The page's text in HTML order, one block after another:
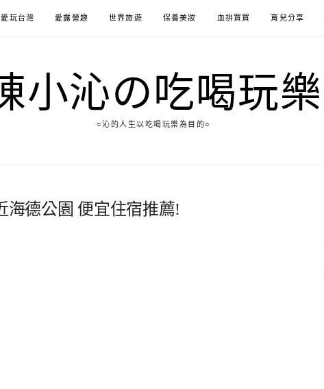
愛玩台灣 愛露營趣 世界旅遊 保養美妝 血拚買買 育兒分享
小沁の吃喝玩樂
○沁的人生以吃喝玩樂為目的○
海德公園 便宜住宿推薦!